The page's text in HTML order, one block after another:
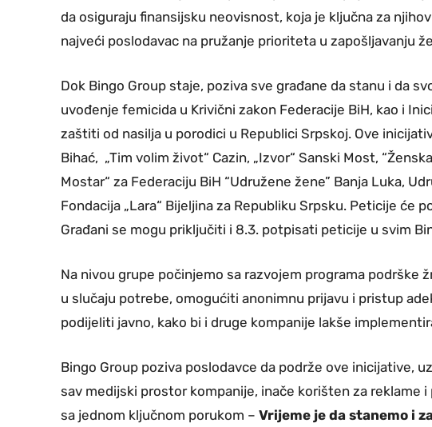
da osiguraju finansijsku neovisnost, koja je ključna za
najveći poslodavac na pružanje prioriteta u zapošljavanju
Dok Bingo Group staje, poziva sve građane da stanu i da
uvođenje femicida u Krivični zakon Federacije BiH, kao i
zaštiti od nasilja u porodici u Republici Srpskoj. Ove
Bihać, „Tim volim život“ Cazin, „Izvor“ Sanski Most,
Mostar“ za Federaciju BiH “Udružene žene” Banja Luka,
Fondacija „Lara“ Bijeljina za Republiku Srpsku. Peticije će
Građani se mogu priključiti i 8.3. potpisati peticije u svim
Na nivou grupe počinjemo sa razvojem programa podrške
u slučaju potrebe, omogućiti anonimnu prijavu i pristup
podijeliti javno, kako bi i druge kompanije lakše
Bingo Group poziva poslodavce da podrže ove inicijative,
sav medijski prostor kompanije, inače korišten za reklame
sa jednom ključnom porukom – Vrijeme je da stanemo i